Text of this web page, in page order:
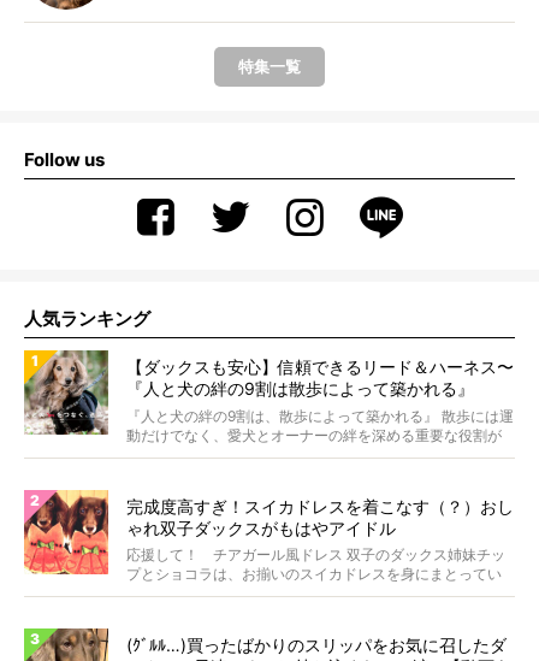
特集一覧
Follow us
人気ランキング
【ダックスも安心】信頼できるリード＆ハーネス〜
『人と犬の絆の9割は散歩によって築かれる』
WOLFGANG MAN＆BEAST〜
『人と犬の絆の9割は、散歩によって築かれる』 散歩には運
動だけでなく、愛犬とオーナーの絆を深める重要な役割が
あ...
完成度高すぎ！スイカドレスを着こなす（？）おし
ゃれ双子ダックスがもはやアイドル
応援して！ チアガール風ドレス 双子のダックス姉妹チッ
プとショコラは、お揃いのスイカドレスを身にまとってい
ます...
(ｸﾞﾙﾙ…)買ったばかりのスリッパをお気に召したダ